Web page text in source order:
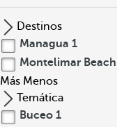
Destinos
Managua 1
Montelimar Beach
Más Menos
Temática
Buceo 1